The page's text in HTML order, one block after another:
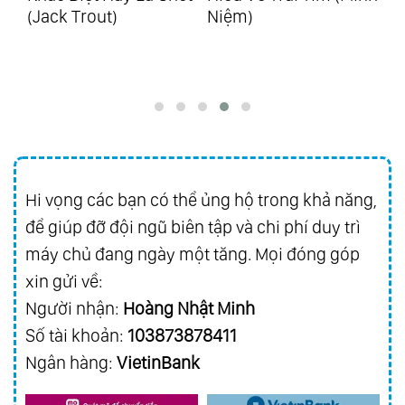
88.Ecos De Brasil
25 Years Of Golden Hits Vol.2 - Hits From
92.Everybody Loves Somebody Sometime
93.Golden Collection Vol.3
94. Magic Of Richard Vol.1 - Grandes
Favoritos
95.Magic Of Richard Vol.2 - Melodias
Inolvidables
96. Magic Of Richard Vol.3 - Romance Y
(Jack Trout)
Niệm)
Hi vọng các bạn có thể ủng hộ trong khả năng,
để giúp đỡ đội ngũ biên tập và chi phí duy trì
máy chủ đang ngày một tăng. Mọi đóng góp
xin gửi về:
Người nhận: Hoàng Nhật Minh
Số tài khoản: 103873878411
Ngân hàng: VietinBank